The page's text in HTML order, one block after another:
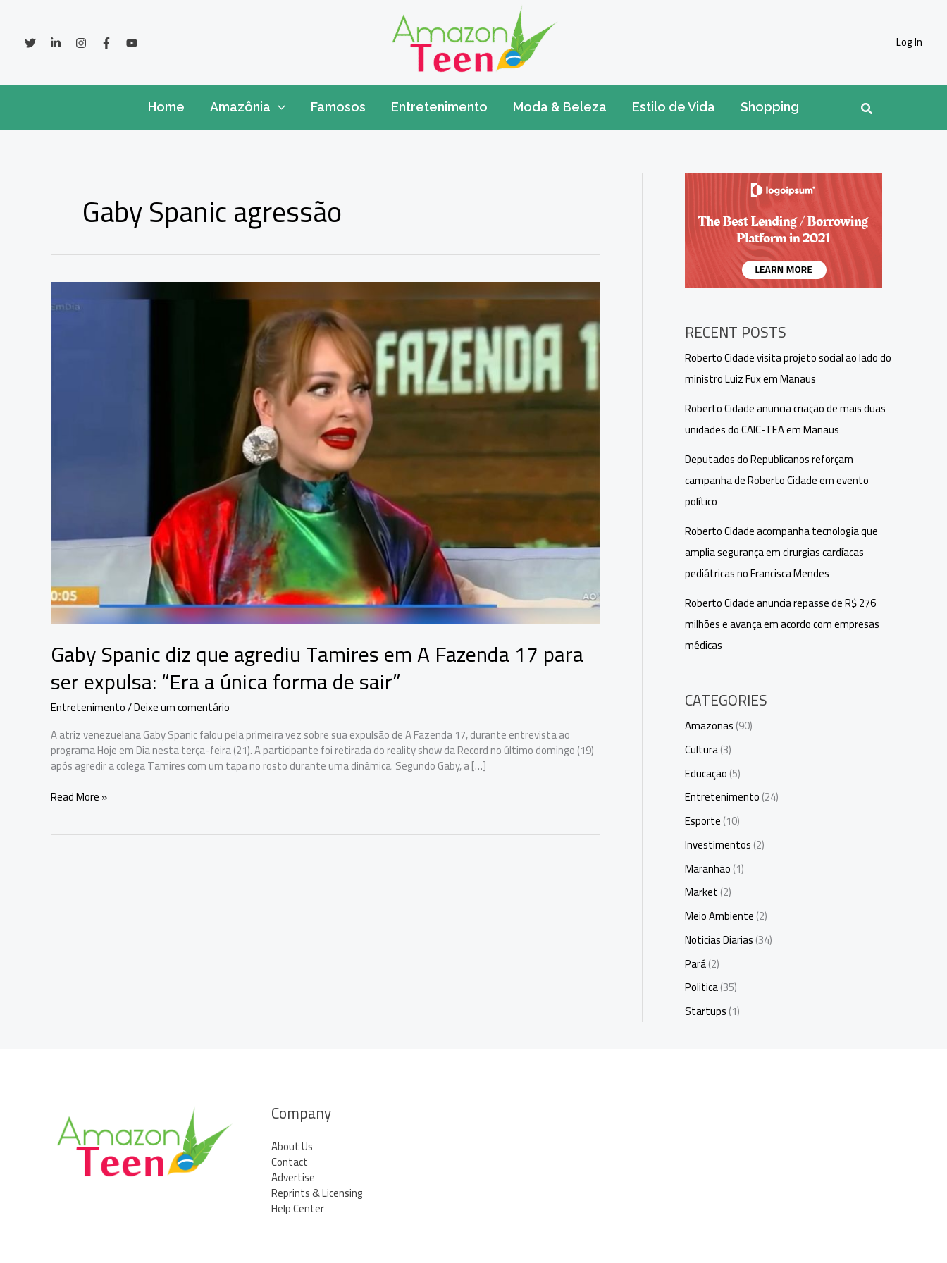
conteúdo
Log In
Home Amazônia Famosos Entretenimento Moda & Beleza Estilo de Vida Shopping Pesquisar
Gaby Spanic agressão
Gaby Spanic diz que agrediu Tamires em A Fazenda 17 para
ser expulsa: “Era a única forma de sair”
Entretenimento/Deixe um comentário
A atriz venezuelana Gaby Spanic falou pela primeira vez sobre sua expulsão de A Fazenda 17, durante entrevista ao
programa Hoje em Dia nesta terça-feira (21). A participante foi retirada do reality show da Record no último domingo (19)
após agredir a colega Tamires com um tapa no rosto durante uma dinâmica. Segundo Gaby, a […]
Gaby
forma
Read More »
RECENT POSTS
Roberto Cidade visita projeto social ao lado do
ministro Luiz Fux em Manaus
Roberto Cidade anuncia criação de mais duas
unidades do CAIC-TEA em Manaus
Deputados do Republicanos reforçam
campanha de Roberto Cidade em evento
político
Roberto Cidade acompanha tecnologia que
amplia segurança em cirurgias cardíacas
pediátricas no Francisca Mendes
Roberto Cidade anuncia repasse de R$ 276
milhões e avança em acordo com empresas
médicas
CATEGORIES
Amazonas(90)
Cultura(3)
Educação(5)
Entretenimento(24)
Esporte(10)
Investimentos(2)
Maranhão(1)
Market(2)
Meio Ambiente(2)
Noticias Diarias(34)
Pará(2)
Politica(35)
Startups(1)
Company
About Us
Contact
Advertise
Reprints & Licensing
Help Center